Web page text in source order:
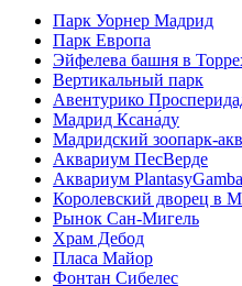
Парк Уорнер Мадрид
Парк Европа
Эйфелева башня в
Вертикальный парк
Авентурико
Мадрид Ксана́ду
Мадридский зоопарк-
Аквариум ПесВерде
Аквариум
Королевский дворец в
Рынок Сан-Мигель
Храм Дебод
Пласа Майор
Фонтан Сибелес